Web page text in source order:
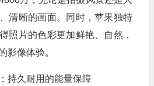
清晰的画面。同时，苹果独特
照片的色彩更加鲜艳、自然，
影像体验。
持久耐用的能量保障